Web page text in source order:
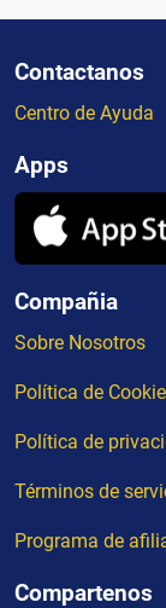
Contactanos
Centro de Ayuda
Apps
Compañia
Sobre Nosotros
Política de
Política de
Términos de
Programa de
Compartenos